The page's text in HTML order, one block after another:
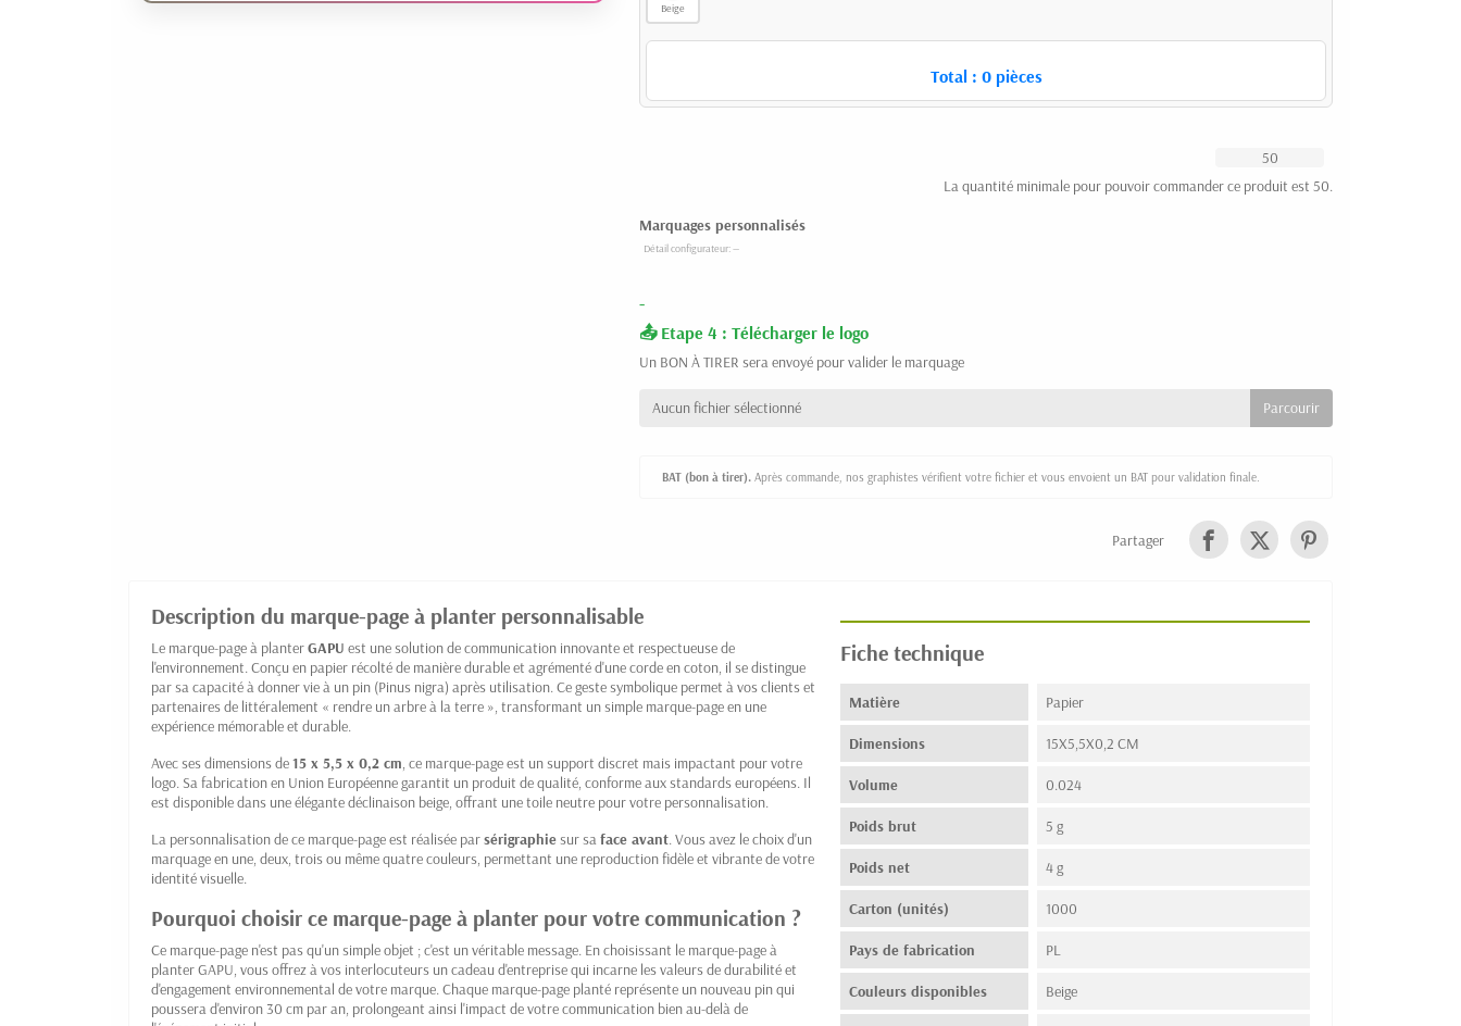
Beige
Total : 0pièces
La quantité minimale pour pouvoir commander ce produit est 50.
Marquages personnalisés
-
Etape 4 : Télécharger le logo
Un BON À TIRER sera envoyé pour valider le marquage
Aucun fichier sélectionné
BAT (bon à tirer). Après commande, nos graphistes vérifient votre fichier et vous envoient un BAT pour validation finale.
Partager
Description du marque-page à planter personnalisable
Le marque-page à planterGAPU est une solution de communication innovante et respectueuse de
l'environnement. Conçu en papier récolté de manière durable et agrémenté d'une corde en coton, il se distingue
par sa capacité à donner vie à un pin (Pinus nigra) après utilisation. Ce geste symbolique permet à vos clients et
partenaires de littéralement « rendre un arbre à la terre », transformant un simple marque-page en une
expérience mémorable et durable.
Avec ses dimensions de15 x 5,5 x 0,2 cm, ce marque-page est un support discret mais impactant pour votre
logo. Sa fabrication en Union Européenne garantit un produit de qualité, conforme aux standards européens. Il
est disponible dans une élégante déclinaison beige, offrant une toile neutre pour votre personnalisation.
La personnalisation de ce marque-page est réalisée parsérigraphie sur saface avant. Vous avez le choix d'un
marquage en une, deux, trois ou même quatre couleurs, permettant une reproduction fidèle et vibrante de votre
identité visuelle.
Pourquoi choisir ce marque-page à planter pour votre communication ?
Ce marque-page n'est pas qu'un simple objet ; c'est un véritable message. En choisissant le marque-page à
planter GAPU, vous offrez à vos interlocuteurs un cadeau d'entreprise qui incarne les valeurs de durabilité et
d'engagement environnemental de votre marque. Chaque marque-page planté représente un nouveau pin qui
poussera d'environ 30 cm par an, prolongeant ainsi l'impact de votre communication bien au-delà de
Fiche technique
Matière Papier
Dimensions 15X5,5X0,2 CM
Volume 0.024
Poids brut 5 g
Poids net 4 g
Carton (unités) 1000
Pays de fabrication PL
Couleurs disponibles Beige